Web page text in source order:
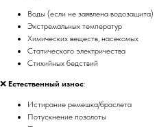
Воды (если не заявлена водозащита)
Экстремальных температур
Химических веществ, насекомых
Статического электричества
Стихийных бедствий
❌ Естественный износ:
Истирание ремешка/браслета
Потускнение позолоты